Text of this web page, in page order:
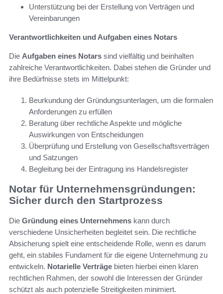
Unterstützung bei der Erstellung von Verträgen und
Vereinbarungen
Verantwortlichkeiten und Aufgaben eines Notars
Die Aufgaben eines Notars sind vielfältig und beinhalten
zahlreiche Verantwortlichkeiten. Dabei stehen die Gründer und
ihre Bedürfnisse stets im Mittelpunkt:
Beurkundung der Gründungsunterlagen, um die formalen
Anforderungen zu erfüllen
Beratung über rechtliche Aspekte und mögliche
Auswirkungen von Entscheidungen
Überprüfung und Erstellung von Gesellschaftsverträgen
und Satzungen
Begleitung bei der Eintragung ins Handelsregister
Notar für Unternehmensgründungen:
Sicher durch den Startprozess
Die Gründung eines Unternehmens kann durch
verschiedene Unsicherheiten begleitet sein. Die rechtliche
Absicherung spielt eine entscheidende Rolle, wenn es darum
geht, ein stabiles Fundament für die eigene Unternehmung zu
entwickeln. Notarielle Verträge bieten hierbei einen klaren
rechtlichen Rahmen, der sowohl die Interessen der Gründer
schützt als auch potenzielle Streitigkeiten minimiert.